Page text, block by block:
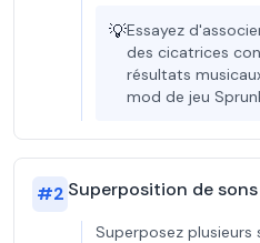
💡Essayez
des cicatrices
résultats
mod de jeu
#2 Superposition de sons
Superposez